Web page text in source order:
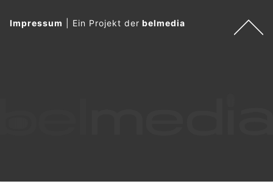
Impressum Ein Projekt derbelmedia